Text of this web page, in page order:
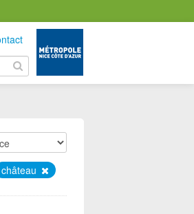
château